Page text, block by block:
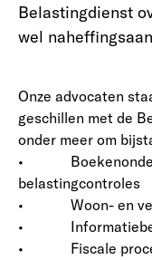
Belastingdienst
wel
Onze advocaten
geschillen met de
onder meer om
•
belastingcontroles
• Woon- en
•
• Fiscale